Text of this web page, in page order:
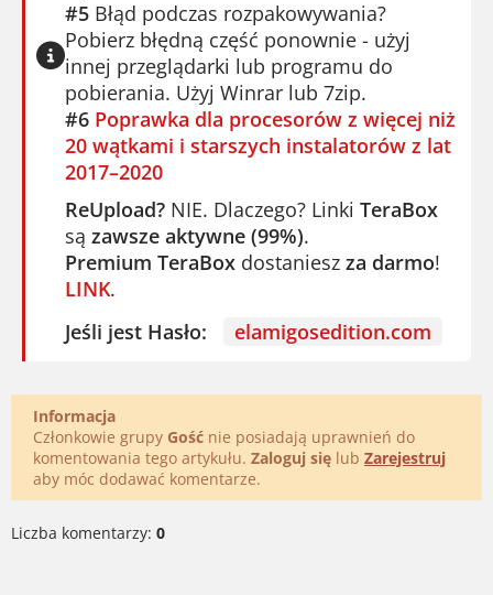
#5 Błąd podczas rozpakowywania?
Pobierz błędną część ponownie - użyj
innej przeglądarki lub programu do
pobierania. Użyj Winrar lub 7zip.
#6 Poprawka dla procesorów z więcej niż
20 wątkami i starszych instalatorów z lat
2017–2020
ReUpload? NIE. Dlaczego? Linki TeraBox
są zawsze aktywne (99%).
Premium TeraBox dostaniesz za darmo!
LINK.
Jeśli jest Hasło:
elamigosedition.com
Informacja
Członkowie grupy Gość nie posiadają uprawnień do
komentowania tego artykułu. Zaloguj się lub Zarejestruj
aby móc dodawać komentarze.
Liczba komentarzy: 0